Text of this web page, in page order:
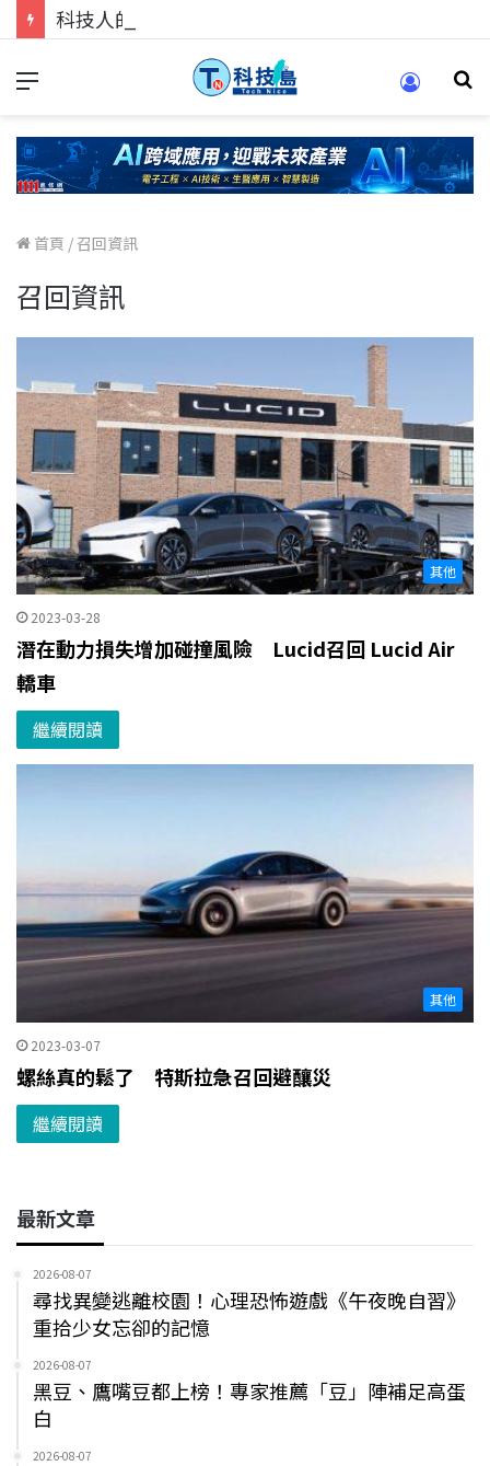
首頁 / 召回資訊
召回資訊
其他
2023-03-28
潛在動力損失增加碰撞風險 Lucid召回 Lucid Air
轎車
繼續閱讀
其他
2023-03-07
螺絲真的鬆了 特斯拉急召回避釀災
繼續閱讀
最新文章
2026-08-07
尋找異變逃離校園！心理恐怖遊戲《午夜晚自習》
重拾少女忘卻的記憶
2026-08-07
黑豆、鷹嘴豆都上榜！專家推薦「豆」陣補足高蛋
白
2026-08-07